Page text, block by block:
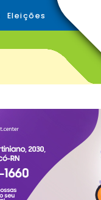
Eleições